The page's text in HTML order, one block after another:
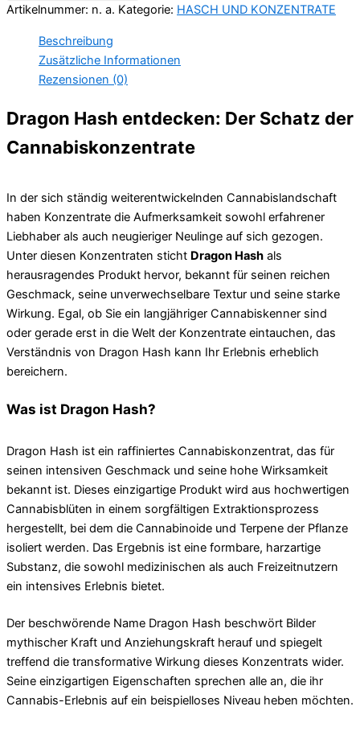
Artikelnummer: n. a. Kategorie: HASCH UND KONZENTRATE
Beschreibung
Zusätzliche Informationen
Rezensionen (0)
Dragon Hash entdecken: Der Schatz der
Cannabiskonzentrate
In der sich ständig weiterentwickelnden Cannabislandschaft
haben Konzentrate die Aufmerksamkeit sowohl erfahrener
Liebhaber als auch neugieriger Neulinge auf sich gezogen.
Unter diesen Konzentraten sticht Dragon Hash als
herausragendes Produkt hervor, bekannt für seinen reichen
Geschmack, seine unverwechselbare Textur und seine starke
Wirkung. Egal, ob Sie ein langjähriger Cannabiskenner sind
oder gerade erst in die Welt der Konzentrate eintauchen, das
Verständnis von Dragon Hash kann Ihr Erlebnis erheblich
bereichern.
Was ist Dragon Hash?
Dragon Hash ist ein raffiniertes Cannabiskonzentrat, das für
seinen intensiven Geschmack und seine hohe Wirksamkeit
bekannt ist. Dieses einzigartige Produkt wird aus hochwertigen
Cannabisblüten in einem sorgfältigen Extraktionsprozess
hergestellt, bei dem die Cannabinoide und Terpene der Pflanze
isoliert werden. Das Ergebnis ist eine formbare, harzartige
Substanz, die sowohl medizinischen als auch Freizeitnutzern
ein intensives Erlebnis bietet.
Der beschwörende Name Dragon Hash beschwört Bilder
mythischer Kraft und Anziehungskraft herauf und spiegelt
treffend die transformative Wirkung dieses Konzentrats wider.
Seine einzigartigen Eigenschaften sprechen alle an, die ihr
Cannabis-Erlebnis auf ein beispielloses Niveau heben möchten.